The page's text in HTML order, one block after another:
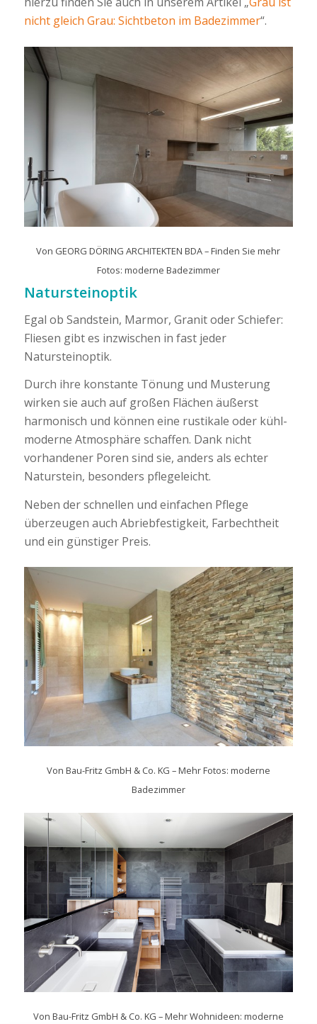
nicht gleich Grau: Sichtbeton im Badezimmer“.
Von GEORG DÖRING ARCHITEKTEN BDA–Finden Sie mehr
Fotos: moderne Badezimmer
Natursteinoptik
Egal ob Sandstein, Marmor, Granit oder Schiefer:
Fliesen gibt es inzwischen in fast jeder
Natursteinoptik.
Durch ihre konstante Tönung und Musterung
wirken sie auch auf großen Flächen äußerst
harmonisch und können eine rustikale oder kühl-
moderne Atmosphäre schaffen. Dank nicht
vorhandener Poren sind sie, anders als echter
Naturstein, besonders pflegeleicht.
Neben der schnellen und einfachen Pflege
überzeugen auch Abriebfestigkeit, Farbechtheit
und ein günstiger Preis.
Von Bau-Fritz GmbH & Co. KG –Mehr Fotos: moderne
Badezimmer
Von Bau-Fritz GmbH & Co. KG –Mehr Wohnideen: moderne